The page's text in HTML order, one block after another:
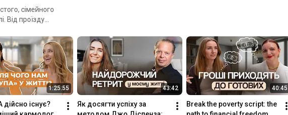
сімейного
Від проїзду
більше, про
іншого.
1:25:55
існує?
43:42
Як досягти успіху за
40:45
Break the poverty script: the